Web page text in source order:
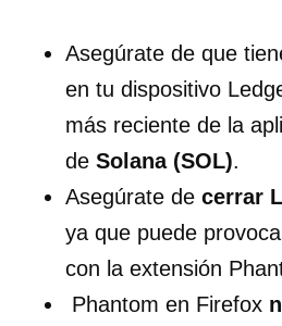
Asegúrate de que
en tu dispositivo
más reciente de la
de Solana (SOL).
Asegúrate de cerrar
ya que puede
con la extensión
Phantom en Firefox